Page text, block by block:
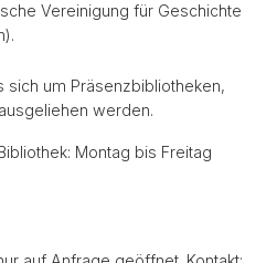
Vereinigung für Geschichte
sich um Präsenzbibliotheken,
werden.
Montag bis Freitag